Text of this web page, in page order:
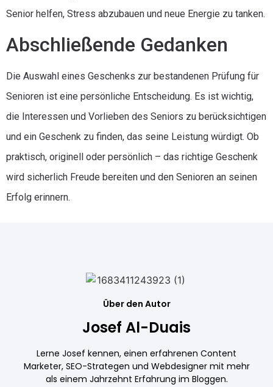
Senior helfen, Stress abzubauen und neue Energie zu tanken.
Abschließende Gedanken
Die Auswahl eines Geschenks zur bestandenen Prüfung für
Senioren ist eine persönliche Entscheidung. Es ist wichtig,
die Interessen und Vorlieben des Seniors zu berücksichtigen
und ein Geschenk zu finden, das seine Leistung würdigt. Ob
praktisch, originell oder persönlich – das richtige Geschenk
wird sicherlich Freude bereiten und den Senioren an seinen
Erfolg erinnern.
Über den Autor
Josef Al-Duais
Lerne Josef kennen, einen erfahrenen Content
Marketer, SEO-Strategen und Webdesigner mit mehr
als einem Jahrzehnt Erfahrung im Bloggen.